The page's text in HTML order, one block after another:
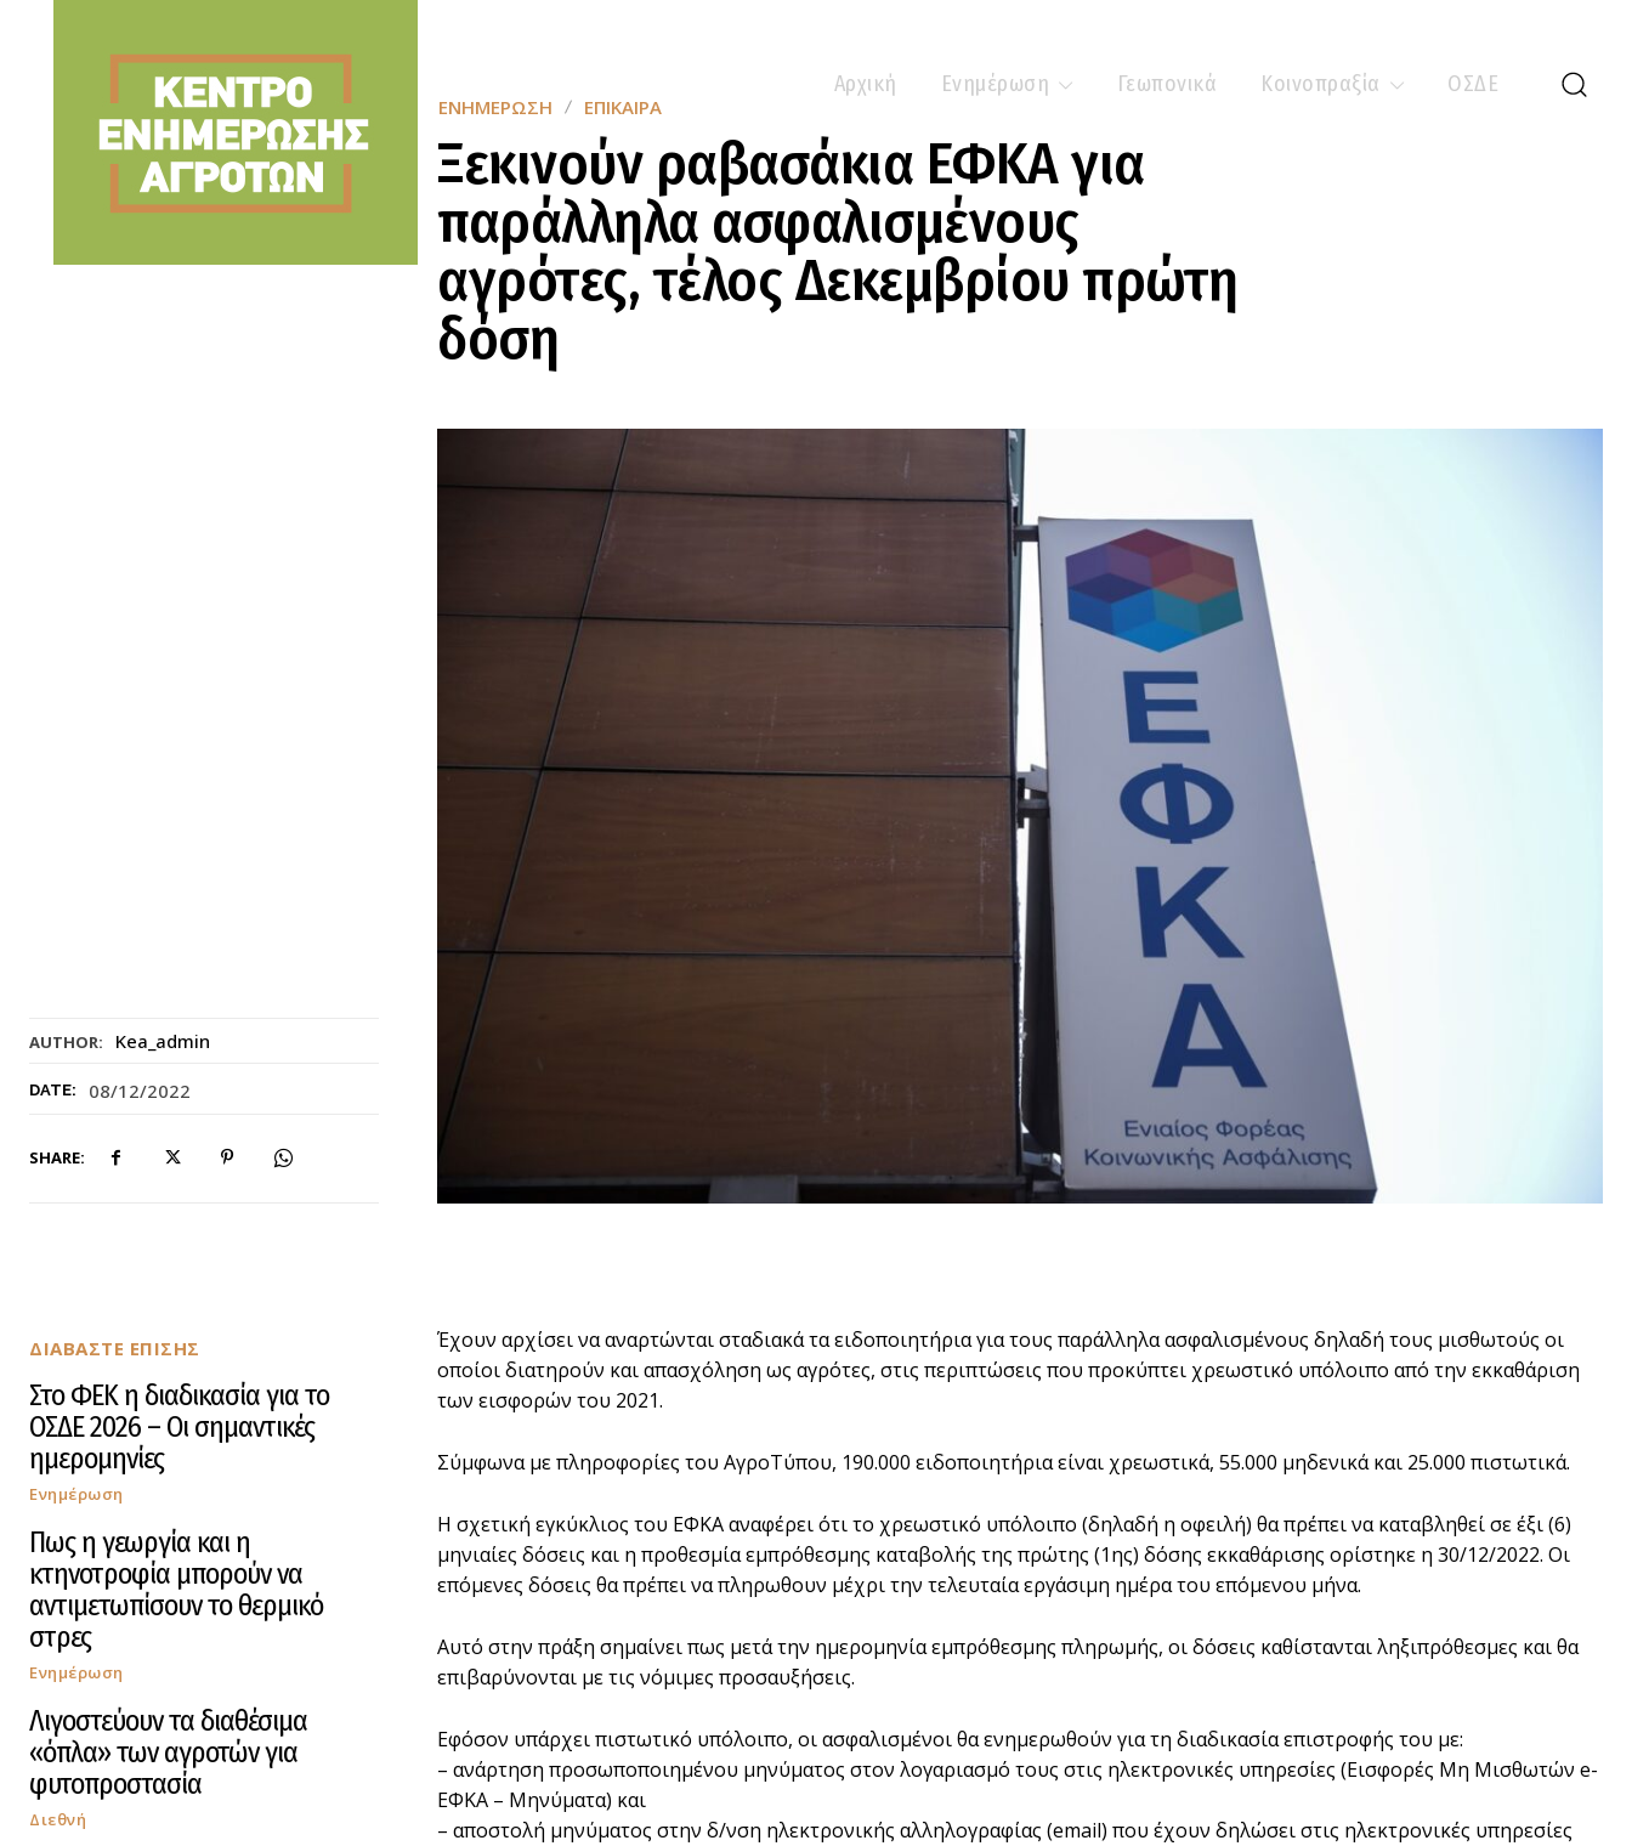
Αρχική Ενημέρωση Γεωπονικά Κοινοπραξία ΟΣΔΕ
AUTHOR: Kea_admin
DATE: 08/12/2022
SHARE:
ΕΝΗΜΈΡΩΣΗ ΕΠΊΚΑΙΡΑ
Ξεκινούν ραβασάκια ΕΦΚΑ για
παράλληλα ασφαλισμένους
αγρότες, τέλος Δεκεμβρίου πρώτη
δόση
ΔΙΑΒΑΣΤΕ ΕΠΙΣΗΣ
Στο ΦΕΚ η διαδικασία για το
ΟΣΔΕ 2026 – Οι σημαντικές
ημερομηνίες
Ενημέρωση
Πως η γεωργία και η
κτηνοτροφία μπορούν να
αντιμετωπίσουν το θερμικό
στρες
Ενημέρωση
Λιγοστεύουν τα διαθέσιμα
«όπλα» των αγροτών για
φυτοπροστασία
Διεθνή
Έχουν αρχίσει να αναρτώνται σταδιακά τα ειδοποιητήρια για τους παράλληλα ασφαλισμένους δηλαδή τους μισθωτούς οι
οποίοι διατηρούν και απασχόληση ως αγρότες, στις περιπτώσεις που προκύπτει χρεωστικό υπόλοιπο από την εκκαθάριση
των εισφορών του 2021.
Σύμφωνα με πληροφορίες του ΑγροΤύπου, 190.000 ειδοποιητήρια είναι χρεωστικά, 55.000 μηδενικά και 25.000 πιστωτικά.
Η σχετική εγκύκλιος του ΕΦΚΑ αναφέρει ότι το χρεωστικό υπόλοιπο (δηλαδή η οφειλή) θα πρέπει να καταβληθεί σε έξι (6)
μηνιαίες δόσεις και η προθεσμία εμπρόθεσμης καταβολής της πρώτης (1ης) δόσης εκκαθάρισης ορίστηκε η 30/12/2022. Οι
επόμενες δόσεις θα πρέπει να πληρωθουν μέχρι την τελευταία εργάσιμη ημέρα του επόμενου μήνα.
Αυτό στην πράξη σημαίνει πως μετά την ημερομηνία εμπρόθεσμης πληρωμής, οι δόσεις καθίστανται ληξιπρόθεσμες και θα
επιβαρύνονται με τις νόμιμες προσαυξήσεις.
Εφόσον υπάρχει πιστωτικό υπόλοιπο, οι ασφαλισμένοι θα ενημερωθούν για τη διαδικασία επιστροφής του με:
– ανάρτηση προσωποποιημένου μηνύματος στον λογαριασμό τους στις ηλεκτρονικές υπηρεσίες (Εισφορές Μη Μισθωτών e-
ΕΦΚΑ – Μηνύματα) και
– αποστολή μηνύματος στην δ/νση ηλεκτρονικής αλληλογραφίας (email) που έχουν δηλώσει στις ηλεκτρονικές υπηρεσίες